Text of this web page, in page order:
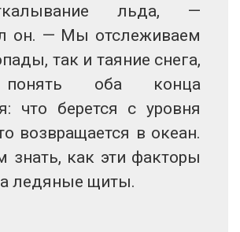
льда, —
он. — Мы отслеживаем
так и таяние снега,
оба конца
что берется с уровня
возвращается в океан.
знать, как эти факторы
ледяные щиты.